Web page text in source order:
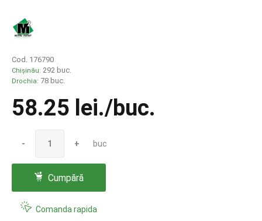
Cod. 176790
Chișinău: 292 buc.
Drochia: 78 buc.
58.25 lei./buc.
- + buc
Cumpără
Comanda rapida